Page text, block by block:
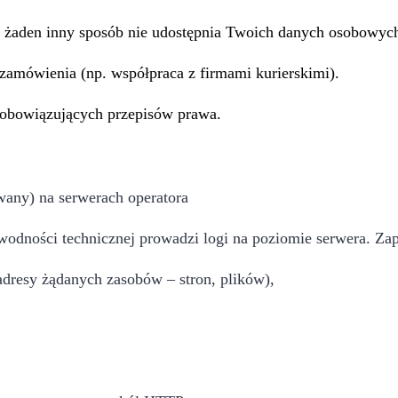
inny sposób nie udostępnia Twoich danych
(np. współpraca z firmami kurierskimi).
przepisów prawa.
na serwerach operatora
technicznej prowadzi logi na poziomie serwera.
żądanych zasobów – stron, plików),